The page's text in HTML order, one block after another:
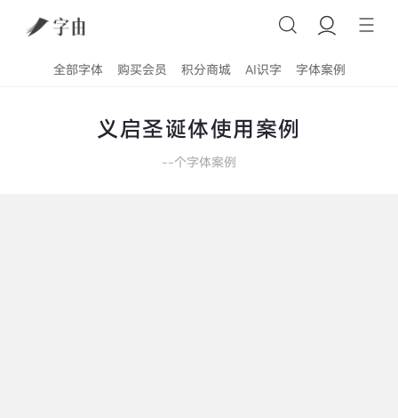
全部字体 购买会员 积分商城 AI识字 字体案例
义启圣诞体使用案例
--个字体案例